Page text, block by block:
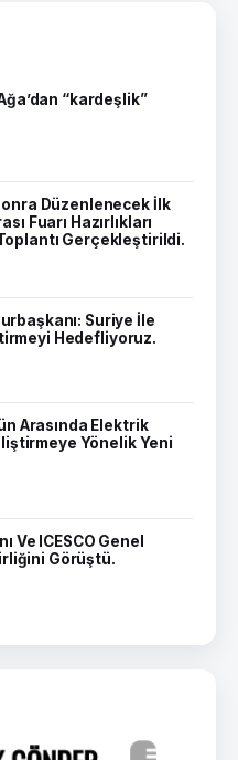
“kardeşlik”
Düzenlenecek İlk
Fuarı Hazırlıkları
Gerçekleştirildi.
Suriye İle
Hedefliyoruz.
Arasında Elektrik
Yönelik Yeni
Ve ICESCO Genel
Görüştü.